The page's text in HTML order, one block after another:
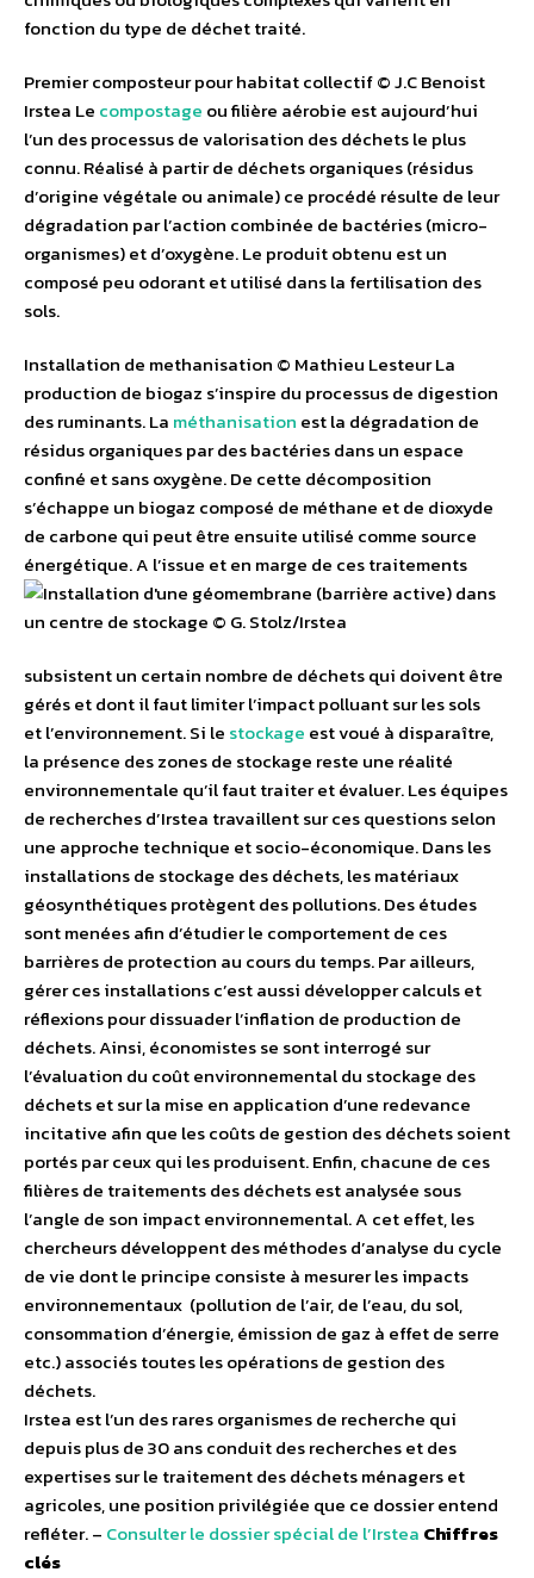
fonction du type de déchet traité.
Premier composteur pour habitat collectif © J.C Benoist
Irstea Le compostage ou filière aérobie est aujourd’hui
l’un des processus de valorisation des déchets le plus
connu. Réalisé à partir de déchets organiques (résidus
d’origine végétale ou animale) ce procédé résulte de leur
dégradation par l’action combinée de bactéries (micro-
organismes) et d’oxygène. Le produit obtenu est un
composé peu odorant et utilisé dans la fertilisation des
sols.
Installation de methanisation © Mathieu Lesteur La
production de biogaz s’inspire du processus de digestion
des ruminants. La méthanisation est la dégradation de
résidus organiques par des bactéries dans un espace
confiné et sans oxygène. De cette décomposition
s’échappe un biogaz composé de méthane et de dioxyde
de carbone qui peut être ensuite utilisé comme source
énergétique.A l’issue et en marge de ces traitements
subsistent un certain nombre de déchets qui doivent être
gérés et dont il faut limiter l’impact polluant sur les sols
et l’environnement. Si le stockage est voué à disparaître,
la présence des zones de stockage reste une réalité
environnementale qu’il faut traiter et évaluer. Les équipes
de recherches d’Irstea travaillent sur ces questions selon
une approche technique et socio-économique. Dans les
installations de stockage des déchets, les matériaux
géosynthétiques protègent des pollutions. Des études
sont menées afin d’étudier le comportement de ces
barrières de protection au cours du temps. Par ailleurs,
gérer ces installations c’est aussi développer calculs et
réflexions pour dissuader l’inflation de production de
déchets. Ainsi, économistes se sont interrogé sur
l’évaluation du coût environnemental du stockage des
déchets et sur la mise en application d’une redevance
incitative afin que les coûts de gestion des déchets soient
portés par ceux qui les produisent. Enfin, chacune de ces
filières de traitements des déchets est analysée sous
l’angle de son impact environnemental. A cet effet, les
chercheurs développent des méthodes d’analyse du cycle
de vie dont le principe consiste à mesurer les impacts
environnementaux (pollution de l’air, de l’eau, du sol,
consommation d’énergie, émission de gaz à effet de serre
etc.) associés toutes les opérations de gestion des
déchets.
Irstea est l’un des rares organismes de recherche qui
depuis plus de 30 ans conduit des recherches et des
expertises sur le traitement des déchets ménagers et
agricoles, une position privilégiée que ce dossier entend
refléter. – Consulter le dossier spécial de l’Irstea Chiffres
clés